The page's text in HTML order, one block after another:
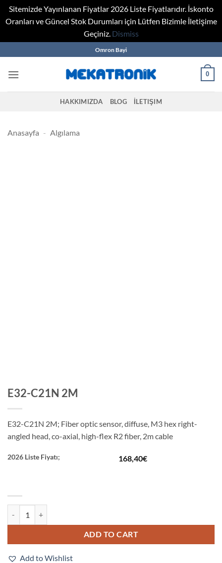
Sitemizde Yayınlanan Fiyatlar 2026 Liste Fiyatlarıdır. İskonto
Oranları ve Güncel Stok Durumları için Lütfen Bizimle İletişime
Geçiniz. Dismiss
to
content
Omron Bayi
0
HAKKIMIZDA BLOG İLETIŞIM
Anasayfa - Algılama
E32-C21N 2M
E32-C21N 2M; Fiber optic sensor, diffuse, M3 hex right-
angled head, co-axial, high-flex R2 fiber, 2m cable
2026 Liste Fiyatı; 168,40€
ADD TO CART
Add to Wishlist